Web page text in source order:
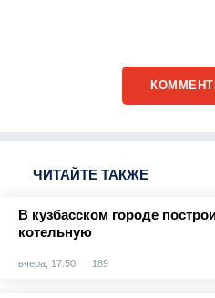
ЧИТАЙТЕ ТАКЖЕ
В кузбасском городе
котельную
вчера, 17:50 189